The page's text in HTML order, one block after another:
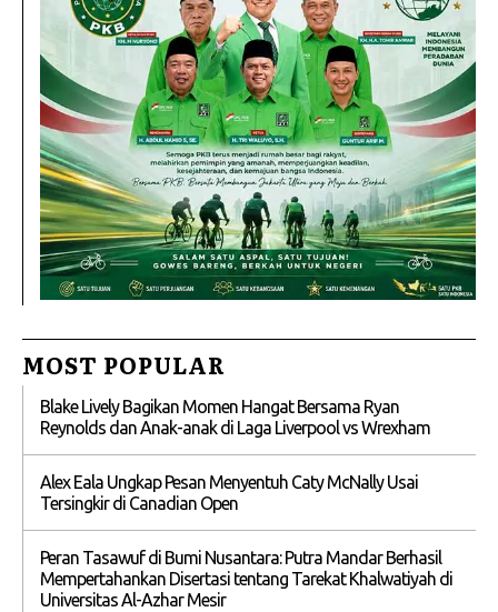
MOST POPULAR
Blake Lively Bagikan Momen Hangat Bersama Ryan
Reynolds dan Anak-anak di Laga Liverpool vs Wrexham
Alex Eala Ungkap Pesan Menyentuh Caty McNally Usai
Tersingkir di Canadian Open
Peran Tasawuf di Bumi Nusantara: Putra Mandar Berhasil
Mempertahankan Disertasi tentang Tarekat Khalwatiyah di
Universitas Al-Azhar Mesir